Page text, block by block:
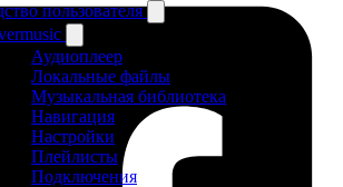
пользователя
Аудиоплеер
Локальные файлы
Музыкальная библиотека
Навигация
Настройки
Плейлисты
Подключения